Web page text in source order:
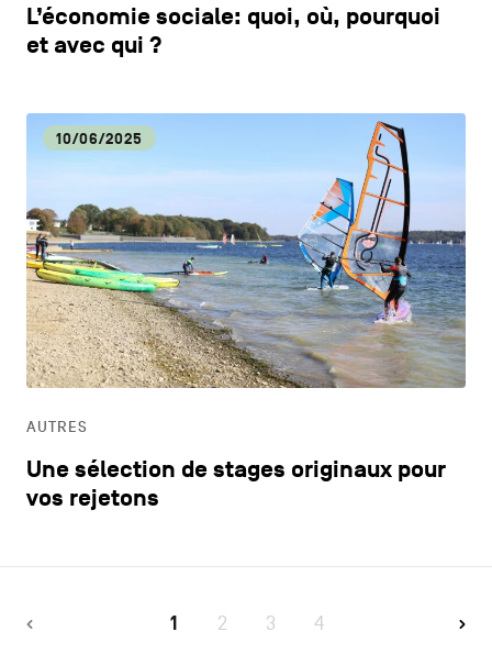
L’économie sociale: quoi, où, pourquoi
et avec qui ?
10/06/2025
AUTRES
Une sélection de stages originaux pour
vos rejetons
1 2 3 4